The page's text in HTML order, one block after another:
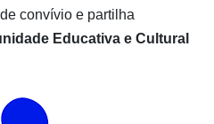
convívio e partilha
Educativa e Cultural